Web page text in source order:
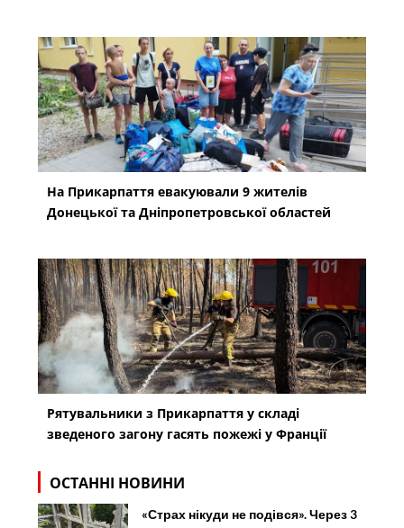
На Прикарпаття евакуювали 9 жителів
Донецької та Дніпропетровської областей
Рятувальники з Прикарпаття у складі
зведеного загону гасять пожежі у Франції
ОСТАННІ НОВИНИ
«Страх нікуди не подівся». Через 3